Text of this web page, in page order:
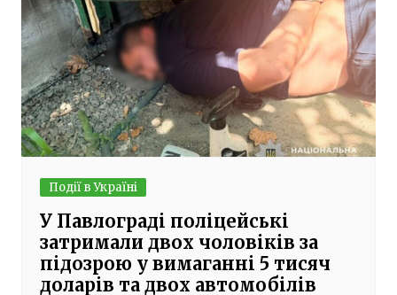
Події в Україні
У Павлограді поліцейські
затримали двох чоловіків за
підозрою у вимаганні 5 тисяч
доларів та двох автомобілів